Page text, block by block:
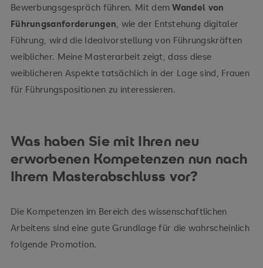
Bewerbungsgespräch führen. Mit demWandel von
Führungsanforderungen , wie der Entstehung digitaler
Führung, wird die Idealvorstellung von Führungskräften
weiblicher. Meine Masterarbeit zeigt, dass diese
weiblicheren Aspekte tatsächlich in der Lage sind, Frauen
für Führungspositionen zu interessieren.
Was haben Sie mit Ihren neu
erworbenen Kompetenzen nun nach
Ihrem Masterabschluss vor?
Die Kompetenzen im Bereich des wissenschaftlichen
Arbeitens sind eine gute Grundlage für die wahrscheinlich
folgende Promotion.